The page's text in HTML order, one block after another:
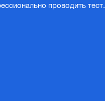
проводить тест.